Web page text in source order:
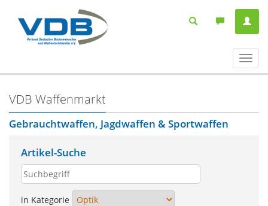
ein-/
VDB Waffenmarkt
Gebrauchtwaffen, Jagdwaffen & Sportwaffen
Artikel-Suche
in Kategorie